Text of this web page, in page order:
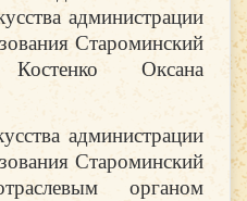
администрации
Староминский
Оксана
администрации
Староминский
органом